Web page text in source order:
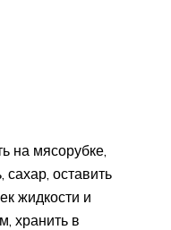
на мясорубке,
оставить
жидкости и
хранить в